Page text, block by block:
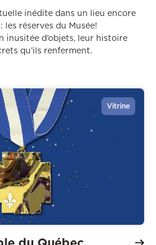
inédite dans un lieu encore
réserves du Musée!
inusitée d’objets, leur histoire
qu’ils renferment.
Vitrine